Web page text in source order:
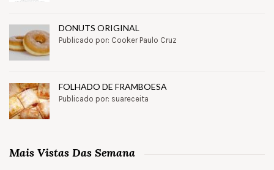
DONUTS ORIGINAL
Publicado por: Cooker Paulo Cruz
FOLHADO DE FRAMBOESA
Publicado por: suareceita
Mais Vistas Das Semana